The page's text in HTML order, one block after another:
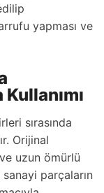
yapması ve
sırasında
Orijinal
ve uzun ömürlü
parçaların